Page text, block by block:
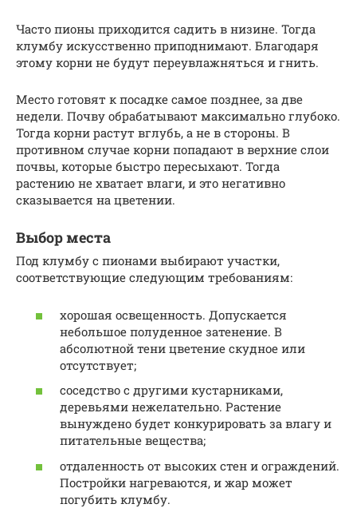
Часто пионы приходится садить в низине. Тогда
клумбу искусственно приподнимают. Благодаря
этому корни не будут переувлажняться и гнить.
Место готовят к посадке самое позднее, за две
недели. Почву обрабатывают максимально глубоко.
Тогда корни растут вглубь, а не в стороны. В
противном случае корни попадают в верхние слои
почвы, которые быстро пересыхают. Тогда
растению не хватает влаги, и это негативно
сказывается на цветении.
Выбор места
Под клумбу с пионами выбирают участки,
соответствующие следующим требованиям:
хорошая освещенность. Допускается
небольшое полуденное затенение. В
абсолютной тени цветение скудное или
отсутствует;
соседство с другими кустарниками,
деревьями нежелательно. Растение
вынуждено будет конкурировать за влагу и
питательные вещества;
отдаленность от высоких стен и ограждений.
Постройки нагреваются, и жар может
погубить клумбу.